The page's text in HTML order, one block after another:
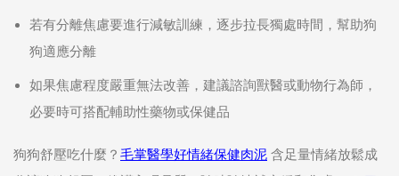
若有分離焦慮要進行減敏訓練，逐步拉長獨處時間，幫助狗
狗適應分離
如果焦慮程度嚴重無法改善，建議諮詢獸醫或動物行為師，
必要時可搭配輔助性藥物或保健品
狗狗舒壓吃什麼？ 毛掌醫學好情緒保健肉泥 含足量情緒放鬆成